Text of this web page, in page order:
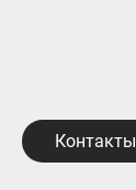
Контакты